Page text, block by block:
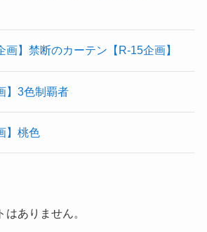
画】禁断のカーテン【R-15企画】
】3色制覇者
】桃色
ありません。